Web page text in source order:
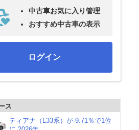
中古車お気に入り管理
おすすめ中古車の表示
ログイン
ス
ティアナ（L33系）が-9.71％で1位